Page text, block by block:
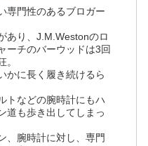
専門性のあるブロガー
あり、J.M.Westonのロ
ーチのバーウッドは3回
。
かに長く履き続けるら
トなどの腕時計にもハ
道も歩き出してしまっ
、腕時計に対し、専門